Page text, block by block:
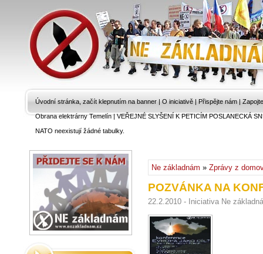
Úvodní stránka, začít klepnutím na banner | O iniciativě | Přispějte nám |
Obrana elektrárny Temelín|VEŘEJNÉ SLYŠENÍ K PETICÍM POSLANECKÁ
NATO neexistují žádné tabulky.
Ne základnám » Zprávy z
POZVÁNKA NA
22.2.2010 - Iniciativa Ne